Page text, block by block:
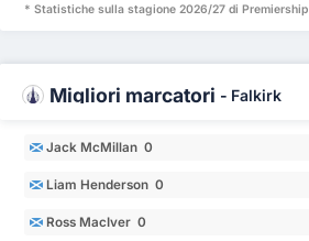
* Statistiche sulla stagione 2026/27 di Premiership
Migliori marcatori - Falkirk
Jack McMillan 0
Liam Henderson 0
Ross MacIver 0